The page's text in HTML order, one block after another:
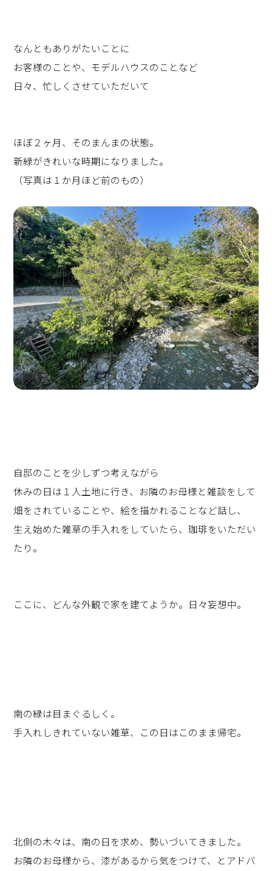
なんともありがたいことに
お客様のことや、モデルハウスのことなど
日々、忙しくさせていただいて
ほぼ２ヶ月、そのまんまの状態。
新緑がきれいな時期になりました。
（写真は１か月ほど前のもの）
自邸のことを少しずつ考えながら
休みの日は１人土地に行き、お隣のお母様と雑談をして
畑をされていることや、絵を描かれることなど話し、
生え始めた雑草の手入れをしていたら、珈琲をいただい
たり。
ここに、どんな外観で家を建てようか。日々妄想中。
南の緑は目まぐるしく。
手入れしきれていない雑草、この日はこのまま帰宅。
北側の木々は、南の日を求め、勢いづいてきました。
お隣のお母様から、漆があるから気をつけて、とアドバ